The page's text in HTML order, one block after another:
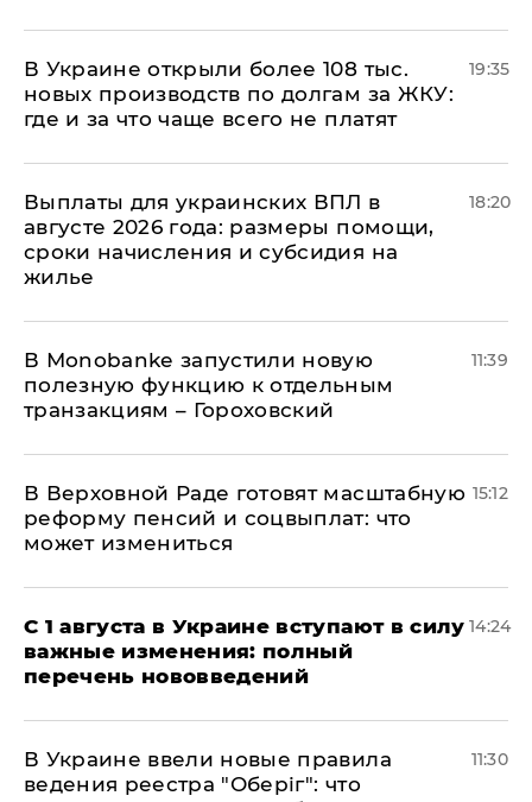
В Украине открыли более 108 тыс.
новых производств по долгам за ЖКУ:
где и за что чаще всего не платят
19:35
Выплаты для украинских ВПЛ в
августе 2026 года: размеры помощи,
сроки начисления и субсидия на
жилье
18:20
В Мonobankе запустили новую
полезную функцию к отдельным
транзакциям – Гороховский
11:39
В Верховной Раде готовят масштабную
реформу пенсий и соцвыплат: что
может измениться
15:12
С 1 августа в Украине вступают в силу
важные изменения: полный
перечень нововведений
14:24
В Украине ввели новые правила
ведения реестра "Оберіг": что
11:30